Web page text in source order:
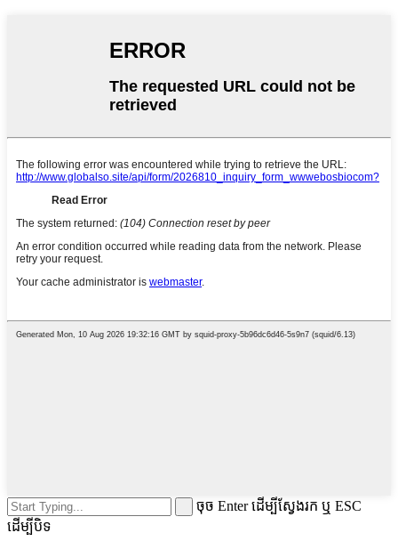
ចុច Enter ដើម្បីស្វែងរក ឬ ESC
ដើម្បីបិទ